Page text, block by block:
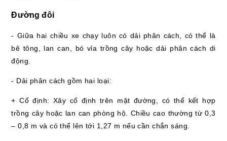
Đường đôi
- Giữa hai chiều xe chạy luôn có dải phân cách, có thể là
bê tông, lan can, bó vỉa trồng cây hoặc dải phân cách di
động.
- Dải phân cách gồm hai loại:
+ Cố định: Xây cố định trên mặt đường, có thể kết hợp
trồng cây hoặc lan can phòng hộ. Chiều cao thường từ 0,3
– 0,8 m và có thể lên tới 1,27 m nếu cần chắn sáng.